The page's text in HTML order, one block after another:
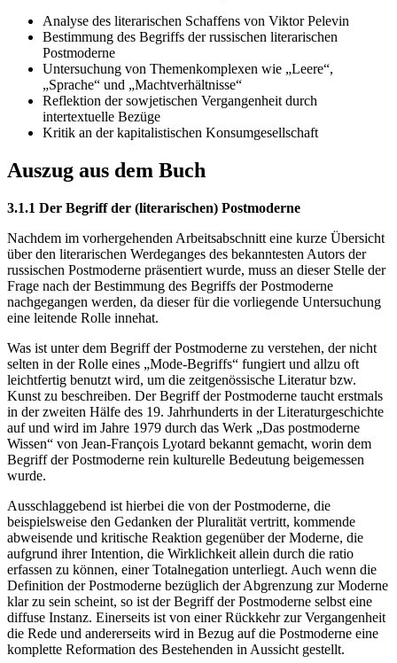
Analyse des literarischen Schaffens von Viktor Pelevin
Bestimmung des Begriffs der russischen literarischen
Postmoderne
Untersuchung von Themenkomplexen wie „Leere“,
„Sprache“ und „Machtverhältnisse“
Reflektion der sowjetischen Vergangenheit durch
intertextuelle Bezüge
Kritik an der kapitalistischen Konsumgesellschaft
Auszug aus dem Buch
3.1.1 Der Begriff der (literarischen) Postmoderne
Nachdem im vorhergehenden Arbeitsabschnitt eine kurze Übersicht
über den literarischen Werdeganges des bekanntesten Autors der
russischen Postmoderne präsentiert wurde, muss an dieser Stelle der
Frage nach der Bestimmung des Begriffs der Postmoderne
nachgegangen werden, da dieser für die vorliegende Untersuchung
eine leitende Rolle innehat.
Was ist unter dem Begriff der Postmoderne zu verstehen, der nicht
selten in der Rolle eines „Mode-Begriffs“ fungiert und allzu oft
leichtfertig benutzt wird, um die zeitgenössische Literatur bzw.
Kunst zu beschreiben. Der Begriff der Postmoderne taucht erstmals
in der zweiten Hälfe des 19. Jahrhunderts in der Literaturgeschichte
auf und wird im Jahre 1979 durch das Werk „Das postmoderne
Wissen“ von Jean-François Lyotard bekannt gemacht, worin dem
Begriff der Postmoderne rein kulturelle Bedeutung beigemessen
wurde.
Ausschlaggebend ist hierbei die von der Postmoderne, die
beispielsweise den Gedanken der Pluralität vertritt, kommende
abweisende und kritische Reaktion gegenüber der Moderne, die
aufgrund ihrer Intention, die Wirklichkeit allein durch die ratio
erfassen zu können, einer Totalnegation unterliegt. Auch wenn die
Definition der Postmoderne bezüglich der Abgrenzung zur Moderne
klar zu sein scheint, so ist der Begriff der Postmoderne selbst eine
diffuse Instanz. Einerseits ist von einer Rückkehr zur Vergangenheit
die Rede und andererseits wird in Bezug auf die Postmoderne eine
komplette Reformation des Bestehenden in Aussicht gestellt.